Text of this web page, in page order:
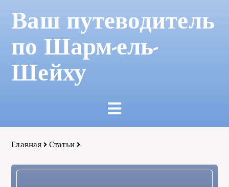
Ваш путеводитель
по Шарм-ель-
Шейху
Главная Статьи